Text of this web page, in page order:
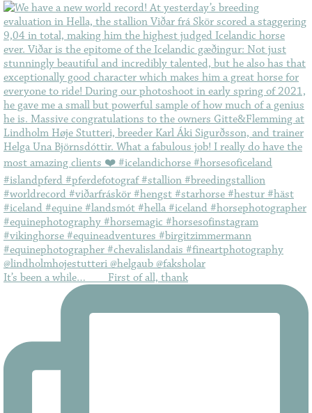
It’s been a while…⠀ ⠀ First of all, thank